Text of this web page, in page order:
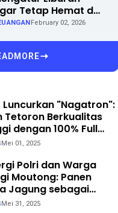
Tetap Hemat dan
February 02, 2026
Luncurkan "Nagatron":
Tetoron Berkualitas
dengan 100% Full
Mei 01, 2025
Polri dan Warga
Moutong: Panen
Jagung sebagai
Nyata Menuju
Mei 31, 2025